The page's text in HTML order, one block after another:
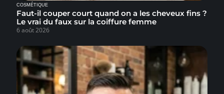
COSMÉTIQUE
Faut-il couper court quand on a les cheveux fins ?
Le vrai du faux sur la coiffure femme
6 août 2026